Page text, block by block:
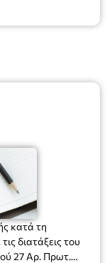
κατά τη
27 Αρ. Πρωτ.